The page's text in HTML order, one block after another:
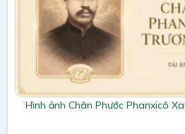
Hình ảnh Chân Phước Phanxicô